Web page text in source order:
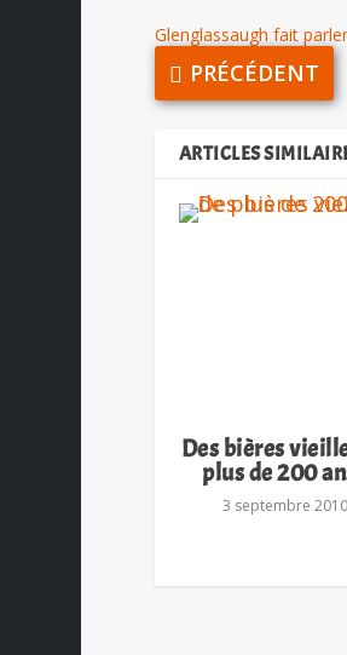
Glenglassaugh fait
PRÉCÉDENT
ARTICLES
Des bières
plus de 200
3 septembre 2010